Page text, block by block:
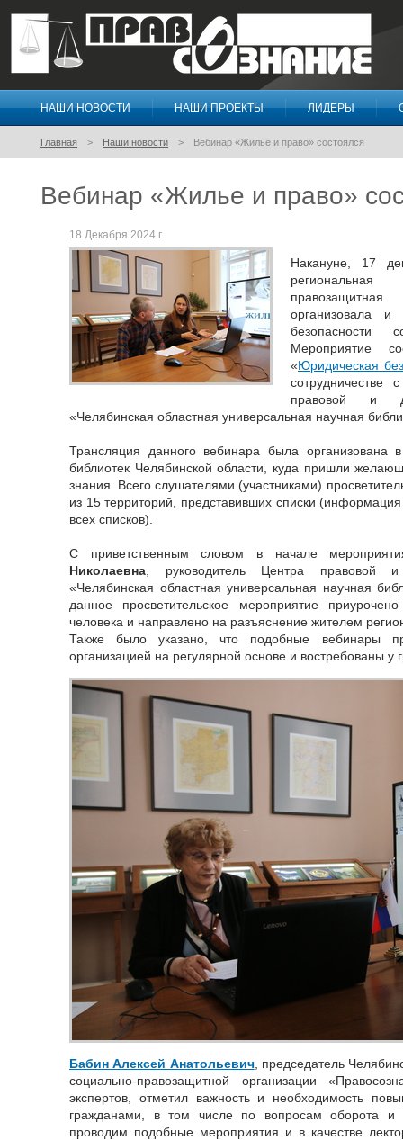
Правосознание
НАШИ НОВОСТИ НАШИ ПРОЕКТЫ ЛИДЕРЫ
Главная Наши новости Вебинар «Жилье и право» состоялся
Вебинар «Жилье и право»
18 Декабря 2024 г.
Накануне, 17
правозащитная
организовала
Мероприятие
«Юридическая
правовой и
«Челябинская областная универсальная научная
Трансляция данного вебинара была
библиотек Челябинской области, куда пришли
знания. Всего слушателями (участниками)
из 15 территорий, представивших списки
всех списков).
С приветственным словом в начале
Николаевна , руководитель Центра правовой
«Челябинская областная универсальная научная
данное просветительское мероприятие
человека и направлено на разъяснение жителем
Также было указано, что подобные вебинары
организацией на регулярной основе и востребованы у
Бабин Алексей Анатольевич, председатель
социально-правозащитной организации
экспертов, отметил важность и необходимость
гражданами, в том числе по вопросам оборота
проводим подобные мероприятия и в качестве